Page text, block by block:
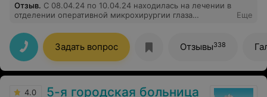
Отзыв. С 08.04.24 по 10.04.24 находилась на лечении в
отделении оперативной микрохирургии глаза
РБ. Операция по удалению катаракты проведена
Хирургом с большой буквы, прекрасным человеком во
всех отношениях Каплич Людмилой Леонтьевной.
Осложнений нет. Чувствую себя хорошо. Восхищает
организация работы всего офтальмологического
которым приходилось общаться: это внимание,
Еще
Задать вопрос Отзывы338
4.0 5-я городская больница